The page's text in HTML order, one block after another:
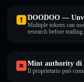
DOODOO —
Multiple tokens can
research before
Mint authority di
Il proprietario può